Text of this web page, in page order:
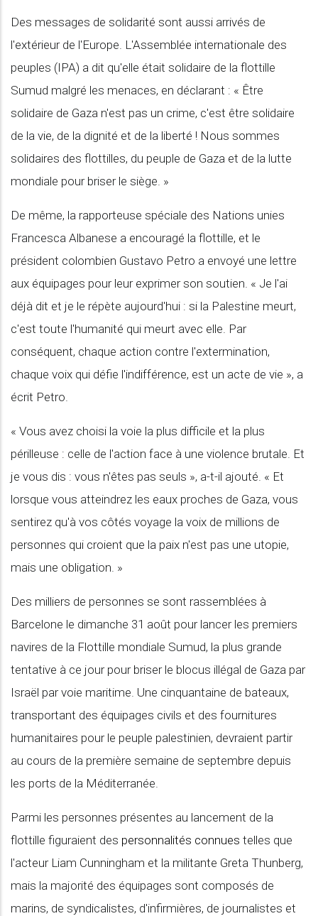
Des messages de solidarité sont aussi arrivés de
l'extérieur de l'Europe. L'Assemblée internationale des
peuples (IPA) a dit qu'elle était solidaire de la flottille
Sumud malgré les menaces, en déclarant : « Être
solidaire de Gaza n'est pas un crime, c'est être solidaire
de la vie, de la dignité et de la liberté ! Nous sommes
solidaires des flottilles, du peuple de Gaza et de la lutte
mondiale pour briser le siège. »
De même, la rapporteuse spéciale des Nations unies
Francesca Albanese a encouragé la flottille, et le
président colombien Gustavo Petro a envoyé une lettre
aux équipages pour leur exprimer son soutien. « Je l'ai
déjà dit et je le répète aujourd'hui : si la Palestine meurt,
c'est toute l'humanité qui meurt avec elle. Par
conséquent, chaque action contre l'extermination,
chaque voix qui défie l'indifférence, est un acte de vie », a
écrit Petro.
« Vous avez choisi la voie la plus difficile et la plus
périlleuse : celle de l'action face à une violence brutale. Et
je vous dis : vous n'êtes pas seuls », a-t-il ajouté. « Et
lorsque vous atteindrez les eaux proches de Gaza, vous
sentirez qu'à vos côtés voyage la voix de millions de
personnes qui croient que la paix n'est pas une utopie,
mais une obligation. »
Des milliers de personnes se sont rassemblées à
Barcelone le dimanche 31 août pour lancer les premiers
navires de la Flottille mondiale Sumud, la plus grande
tentative à ce jour pour briser le blocus illégal de Gaza par
Israël par voie maritime. Une cinquantaine de bateaux,
transportant des équipages civils et des fournitures
humanitaires pour le peuple palestinien, devraient partir
au cours de la première semaine de septembre depuis
les ports de la Méditerranée.
Parmi les personnes présentes au lancement de la
flottille figuraient des personnalités connues telles que
l'acteur Liam Cunningham et la militante Greta Thunberg,
mais la majorité des équipages sont composés de
marins, de syndicalistes, d'infirmières, de journalistes et